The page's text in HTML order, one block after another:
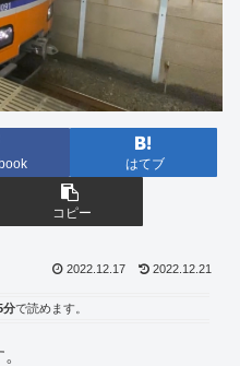
はてブ
コピー
2022.12.17 2022.12.21
分で読めます。